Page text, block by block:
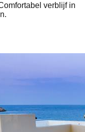
verblijf in